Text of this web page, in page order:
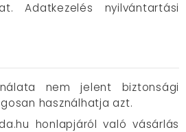
Adatkezelés nyilvántartási
nem jelent biztonsági
használhatja azt.
honlapjáról való vásárlás